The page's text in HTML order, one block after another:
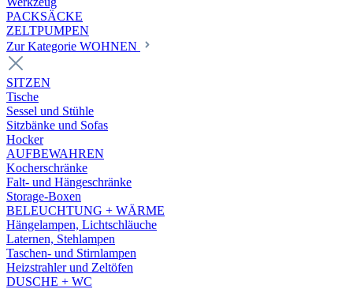
PACKSÄCKE
ZELTPUMPEN
Zur Kategorie WOHNEN
SITZEN
Tische
Sessel und Stühle
Sitzbänke und Sofas
Hocker
AUFBEWAHREN
Kocherschränke
Falt- und Hängeschränke
Storage-Boxen
BELEUCHTUNG + WÄRME
Hängelampen, Lichtschläuche
Laternen, Stehlampen
Taschen- und Stirnlampen
Heizstrahler und Zeltöfen
DUSCHE + WC